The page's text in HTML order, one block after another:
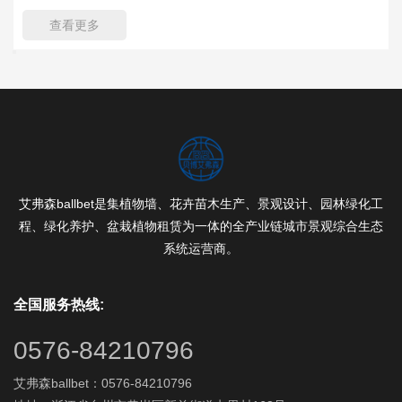
查看更多
艾弗森ballbet是集植物墙、花卉苗木生产、景观设计、园林绿化工
程、绿化养护、盆栽植物租赁为一体的全产业链城市景观综合生态
系统运营商。
全国服务热线:
0576-84210796
艾弗森ballbet：0576-84210796